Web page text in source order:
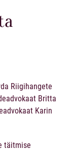
Riigihangete
Britta
Karin
täitmise